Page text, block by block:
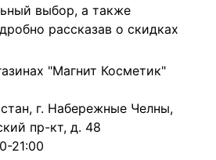
выбор, а также
рассказав о скидках
"Магнит Косметик"
г. Набережные Челны,
пр-кт, д. 48
21:00